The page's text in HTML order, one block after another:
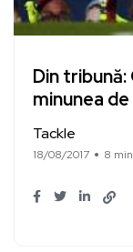
Din
minunea
Tackle
18/08/2017 8